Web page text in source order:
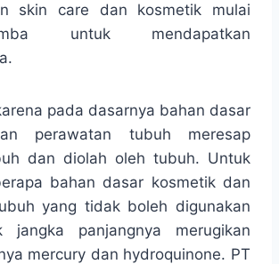
skin care dan kosmetik mulai
untuk mendapatkan
pada dasarnya bahan dasar
perawatan tubuh meresap
dan diolah oleh tubuh. Untuk
bahan dasar kosmetik dan
yang tidak boleh digunakan
jangka panjangnya merugikan
mercury dan hydroquinone. PT